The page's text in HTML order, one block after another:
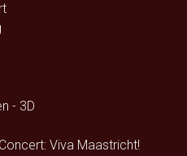
- 3D
Viva Maastricht!